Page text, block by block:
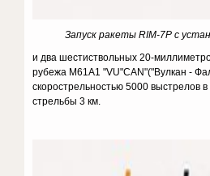
Запуск ракеты RIM-7P с
и два шестиствольных 20-
рубежа M61A1 "VU"CAN"("Вулкан -
скорострельностью 5000 выстрелов
стрельбы 3 км.